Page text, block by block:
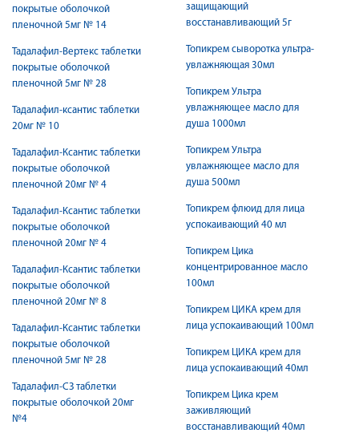
покрытые оболочкой
пленочной 5мг № 14
Тадалафил-Вертекс таблетки
покрытые оболочкой
пленочной 5мг № 28
Тадалафил-ксантис таблетки
20мг № 10
Тадалафил-Ксантис таблетки
покрытые оболочкой
пленочной 20мг № 4
Тадалафил-Ксантис таблетки
покрытые оболочкой
пленочной 20мг № 4
Тадалафил-Ксантис таблетки
покрытые оболочкой
пленочной 20мг № 8
Тадалафил-Ксантис таблетки
покрытые оболочкой
пленочной 5мг № 28
Тадалафил-СЗ таблетки
покрытые оболочкой 20мг
№4
защищающий
восстанавливающий 5г
Топикрем сыворотка ультра-
увлажняющая 30мл
Топикрем Ультра
увлажняющее масло для
душа 1000мл
Топикрем Ультра
увлажняющее масло для
душа 500мл
Топикрем флюид для лица
успокаивающий 40 мл
Топикрем Цика
концентрированное масло
100мл
Топикрем ЦИКА крем для
лица успокаивающий 100мл
Топикрем ЦИКА крем для
лица успокаивающий 40мл
Топикрем Цика крем
заживляющий
восстанавливающий 40мл